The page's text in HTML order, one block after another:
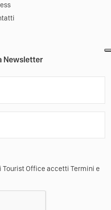
Newsletter
Office accetti Termini e